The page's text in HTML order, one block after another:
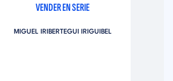
VENDER EN SERIE
MIGUEL IRIBERTEGUI IRIGUIBEL